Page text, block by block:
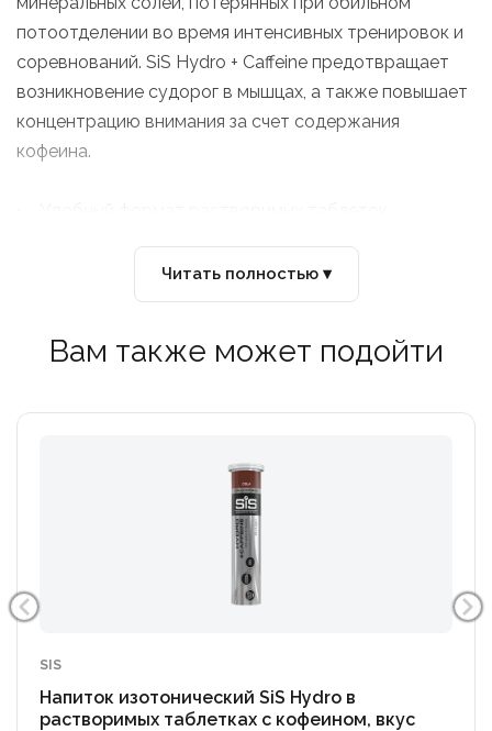
потоотделении во время интенсивных тренировок и
соревнований. SiS Hydro + Caffeine предотвращает
возникновение судорог в мышцах, а также повышает
концентрацию внимания за счет содержания
кофеина.
• 75мг. кофеина в порции
• Без углеводов
Читать полностью ▾
Вам также может подойти
SIS
Напиток изотонический SiS Hydro в
растворимых таблетках с кофеином, вкус